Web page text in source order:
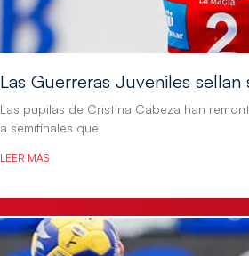
Las Guerreras Juveniles
Las pupilas de Cristina Cabeza han
a semifinales que
LEER MÁS